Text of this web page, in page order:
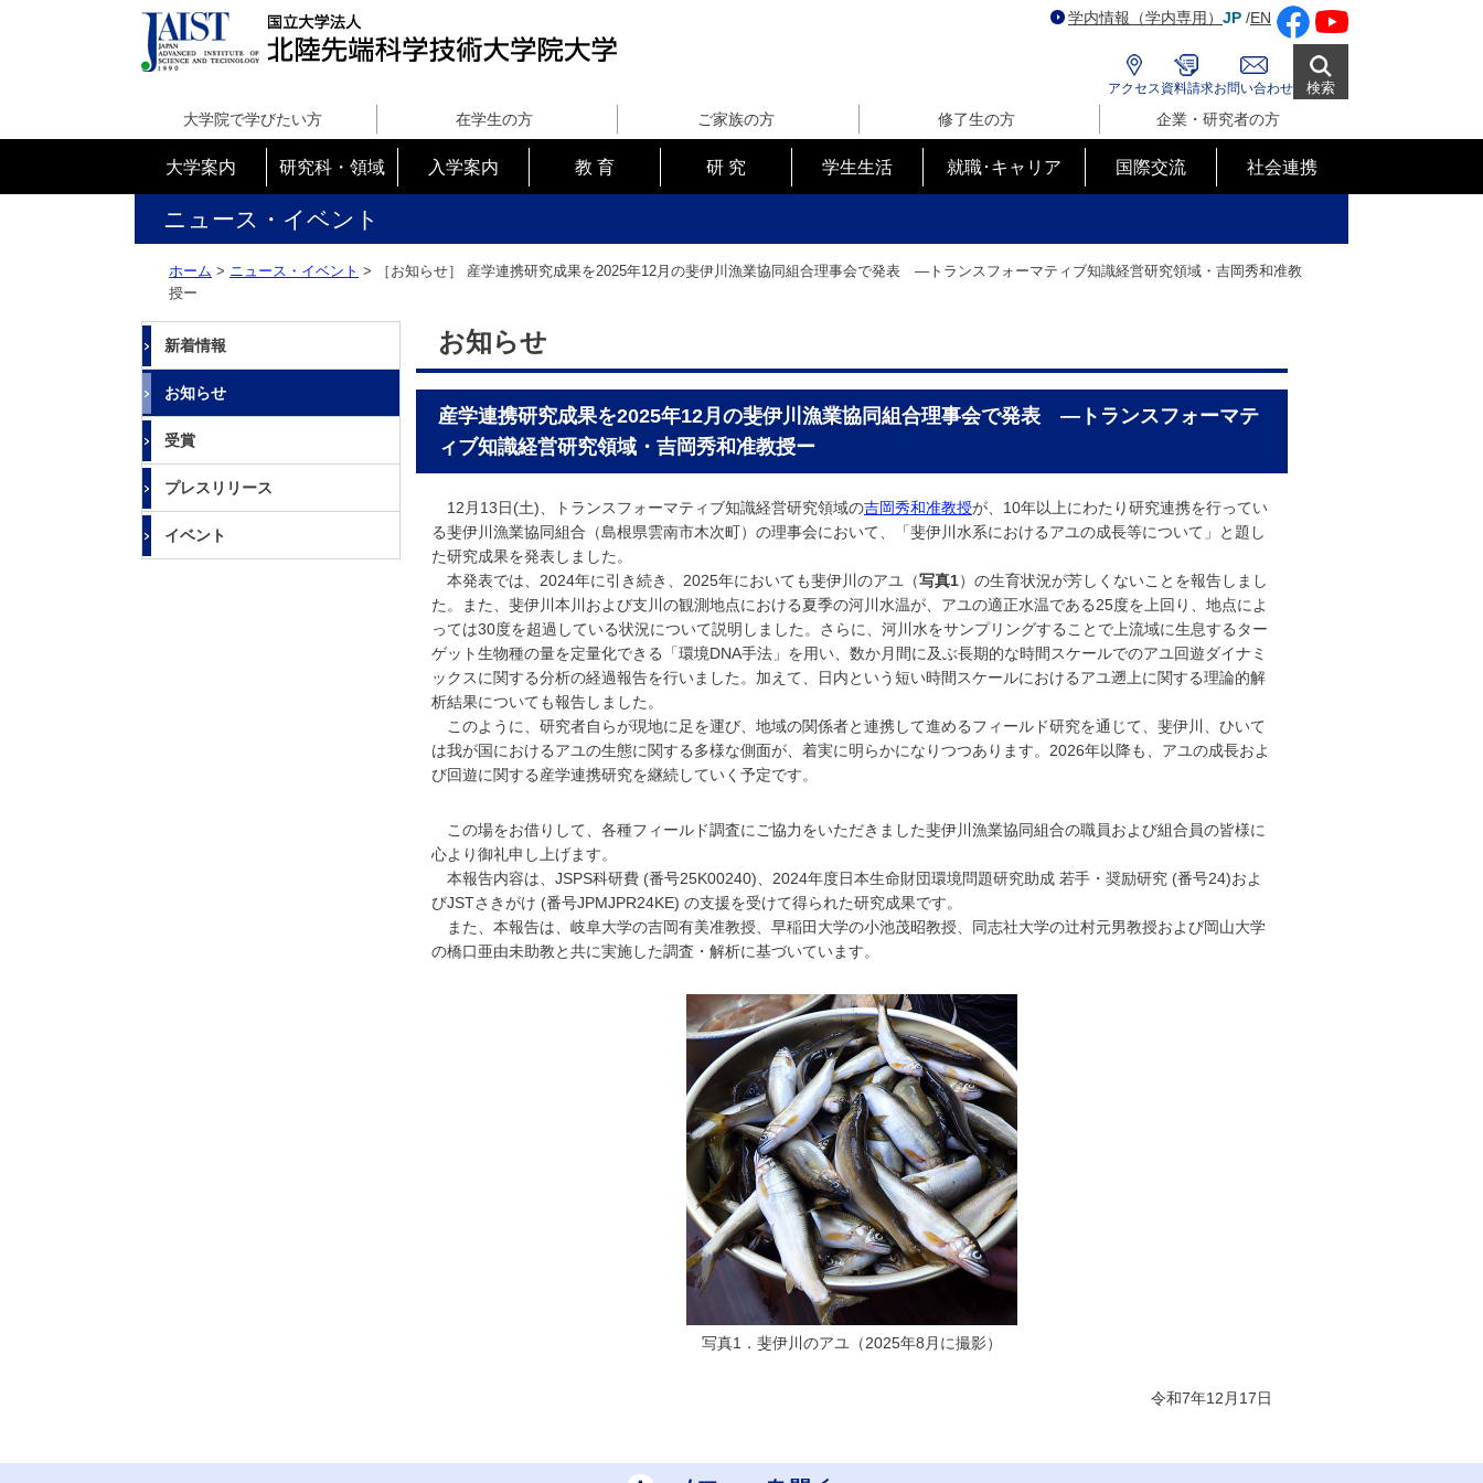
科
学
技
術
大
学
院
大
学内情報（学内専用） JP /EN
アクセス 資料請求お問い合わせ 検索
大学院で学びたい方 在学生の方 ご家族の方 修了生の方 企業・研究者の方
大学案内 研究科・領域 入学案内 教 育 研 究 学生生活 就職･キャリア 国際交流 社会連携
ニュース・イベント
ホーム > ニュース・イベント > ［お知らせ］ 産学連携研究成果を2025年12月の斐伊川漁業協同組合理事会で発表 ―トランスフォーマティブ知識経営研究領域・吉岡秀和准教
授ー
新着情報
お知らせ
受賞
プレスリリース
イベント
お知らせ
産学連携研究成果を2025年12月の斐伊川漁業協同組合理事会で発表 ―トランスフォーマテ
ィブ知識経営研究領域・吉岡秀和准教授ー
12月13日(土)、トランスフォーマティブ知識経営研究領域の吉岡秀和准教授が、10年以上にわたり研究連携を行ってい
る斐伊川漁業協同組合（島根県雲南市木次町）の理事会において、「斐伊川水系におけるアユの成長等について」と題し
た研究成果を発表しました。
本発表では、2024年に引き続き、2025年においても斐伊川のアユ（写真1）の生育状況が芳しくないことを報告しまし
た。また、斐伊川本川および支川の観測地点における夏季の河川水温が、アユの適正水温である25度を上回り、地点によ
っては30度を超過している状況について説明しました。さらに、河川水をサンプリングすることで上流域に生息するター
ゲット生物種の量を定量化できる「環境DNA手法」を用い、数か月間に及ぶ長期的な時間スケールでのアユ回遊ダイナミ
ックスに関する分析の経過報告を行いました。加えて、日内という短い時間スケールにおけるアユ遡上に関する理論的解
析結果についても報告しました。
このように、研究者自らが現地に足を運び、地域の関係者と連携して進めるフィールド研究を通じて、斐伊川、ひいて
は我が国におけるアユの生態に関する多様な側面が、着実に明らかになりつつあります。2026年以降も、アユの成長およ
び回遊に関する産学連携研究を継続していく予定です。
この場をお借りして、各種フィールド調査にご協力をいただきました斐伊川漁業協同組合の職員および組合員の皆様に
心より御礼申し上げます。
本報告内容は、JSPS科研費 (番号25K00240)、2024年度日本生命財団環境問題研究助成 若手・奨励研究 (番号24)およ
びJSTさきがけ (番号JPMJPR24KE) の支援を受けて得られた研究成果です。
また、本報告は、岐阜大学の吉岡有美准教授、早稲田大学の小池茂昭教授、同志社大学の辻村元男教授および岡山大学
の橋口亜由未助教と共に実施した調査・解析に基づいています。
写真1．斐伊川のアユ（2025年8月に撮影）
令和7年12月17日